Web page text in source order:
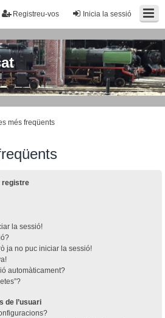
Inicia la sessió
Registreu-vos
més freqüents
registre
la sessió!
ja no puc iniciar la sessió!
automàticament?
de l’usuari